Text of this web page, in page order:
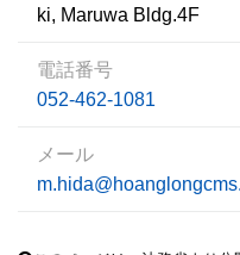
ki, Maruwa Bldg.4F
電話番号
052-462-1081
メール